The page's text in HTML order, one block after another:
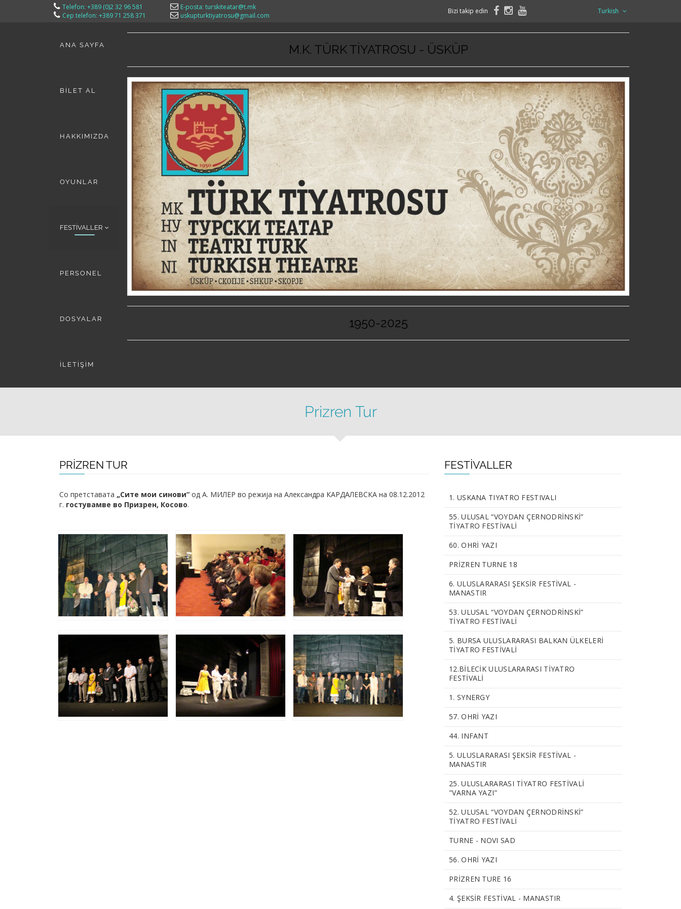
Telefon: +389 (0)2 32 96 581
Cep telefon: +389 71 258 371
E-posta: turskiteatar@t.mk
uskupturktiyatrosu@gmail.com
Bizi takip edin Turkish
ANA SAYFA
BİLET AL
HAKKIMIZDA
OYUNLAR
FESTİVALLER
PERSONEL
DOSYALAR
İLETİŞİM
M.K. TÜRK TİYATROSU - ÜSKÜP
1950-2025
Prizren Tur
PRIZREN TUR
Со претставата „Сите мои синови“ од А. МИЛЕР во режија на Александра КАРДАЛЕВСКА на 08.12.2012
г. гостувамве во Призрен, Косово.
FESTIVALLER
1. USKANA TIYATRO FESTIVALI
55. ULUSAL “VOYDAN ÇERNODRİNSKİ”
TİYATRO FESTİVALİ
60. OHRİ YAZI
PRİZREN TURNE 18
6. ULUSLARARASI ŞEKSİR FESTİVAL -
MANASTIR
53. ULUSAL “VOYDAN ÇERNODRİNSKİ”
TİYATRO FESTİVALİ
5. BURSA ULUSLARARASI BALKAN ÜLKELERİ
TİYATRO FESTİVALİ
12.BILECIK ULUSLARARASI TIYATRO
FESTIVALI
1. SYNERGY
57. OHRİ YAZI
44. INFANT
5. ULUSLARARASI ŞEKSİR FESTİVAL -
MANASTIR
25. ULUSLARARASI TİYATRO FESTİVALİ
"VARNA YAZI"
52. ULUSAL “VOYDAN ÇERNODRİNSKİ”
TİYATRO FESTİVALİ
TURNE - NOVI SAD
56. OHRİ YAZI
PRİZREN TURE 16
4. ŞEKSİR FESTİVAL - MANASTIR